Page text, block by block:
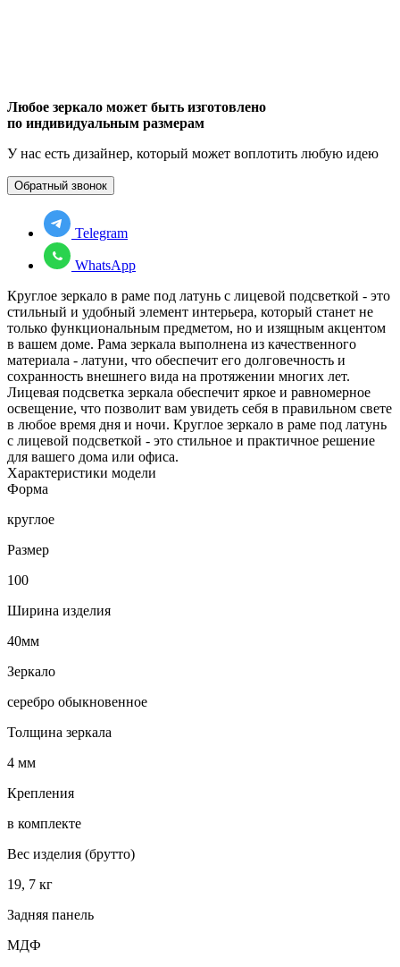
Любое зеркало может быть изготовлено
по индивидуальным размерам
У нас есть дизайнер, который может воплотить любую идею
Обратный звонок
Telegram
WhatsApp
Круглое зеркало в раме под латунь с лицевой подсветкой - это
стильный и удобный элемент интерьера, который станет не
только функциональным предметом, но и изящным акцентом
в вашем доме. Рама зеркала выполнена из качественного
материала - латуни, что обеспечит его долговечность и
сохранность внешнего вида на протяжении многих лет.
Лицевая подсветка зеркала обеспечит яркое и равномерное
освещение, что позволит вам увидеть себя в правильном свете
в любое время дня и ночи. Круглое зеркало в раме под латунь
с лицевой подсветкой - это стильное и практичное решение
для вашего дома или офиса.
Характеристики модели
Форма
круглое
Размер
100
Ширина изделия
40мм
Зеркало
серебро обыкновенное
Толщина зеркала
4 мм
Крепления
в комплекте
Вес изделия (брутто)
19, 7 кг
Задняя панель
МДФ